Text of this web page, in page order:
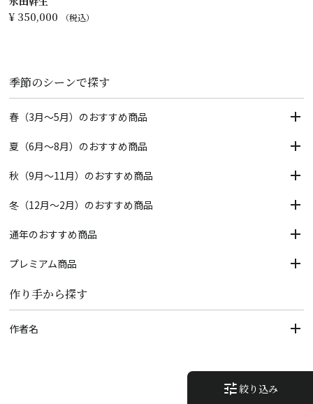
¥ 350,000 税込
季節のシーンで探す
春（3月～5月）のおすすめ商品
夏（6月～8月）のおすすめ商品
秋（9月～11月）のおすすめ商品
冬（12月～2月）のおすすめ商品
通年のおすすめ商品
プレミアム商品
作り手から探す
作者名
tune絞り込み